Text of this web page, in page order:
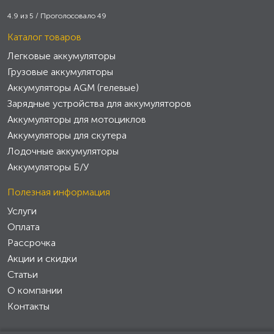
4.9 из 5 / Проголосовало 49
Каталог товаров
Легковые аккумуляторы
Грузовые аккумуляторы
Аккумуляторы AGM (гелевые)
Зарядные устройства для аккумуляторов
Аккумуляторы для мотоциклов
Аккумуляторы для скутера
Лодочные аккумуляторы
Аккумуляторы Б/У
Полезная информация
Услуги
Оплата
Рассрочка
Акции и скидки
Статьи
О компании
Контакты